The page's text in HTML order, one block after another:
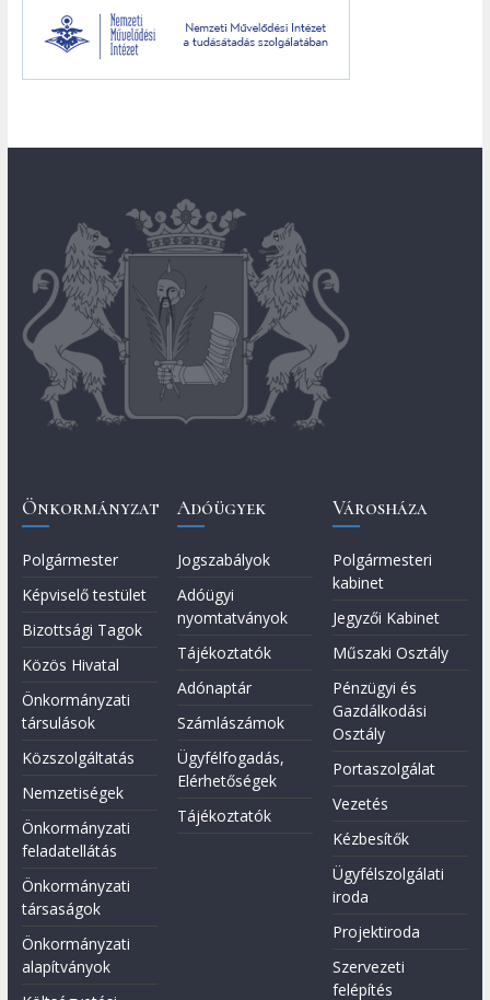
Önkormányzat
Polgármester
Képviselő testület
Bizottsági Tagok
Közös Hivatal
Önkormányzati
társulások
Közszolgáltatás
Nemzetiségek
Önkormányzati
feladatellátás
Önkormányzati
társaságok
Önkormányzati
alapítványok
Adóügyek
Jogszabályok
Adóügyi
nyomtatványok
Tájékoztatók
Adónaptár
Számlászámok
Ügyfélfogadás,
Elérhetőségek
Tájékoztatók
Városháza
Polgármesteri
kabinet
Jegyzői Kabinet
Műszaki Osztály
Pénzügyi és
Gazdálkodási
Osztály
Portaszolgálat
Vezetés
Kézbesítők
Ügyfélszolgálati
iroda
Projektiroda
Szervezeti
felépítés